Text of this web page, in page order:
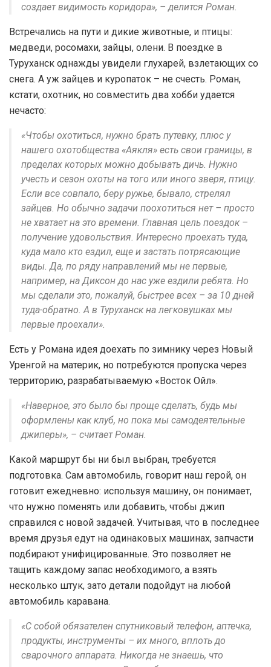
создает видимость коридора», – делится Роман.
Встречались на пути и дикие животные, и птицы:
медведи, росомахи, зайцы, олени. В поездке в
Туруханск однажды увидели глухарей, взлетающих со
снега. А уж зайцев и куропаток – не счесть. Роман,
кстати, охотник, но совместить два хобби удается
нечасто:
«Чтобы охотиться, нужно брать путевку, плюс у
нашего охотобщества «Аякля» есть свои границы, в
пределах которых можно добывать дичь. Нужно
учесть и сезон охоты на того или иного зверя, птицу.
Если все совпало, беру ружье, бывало, стрелял
зайцев. Но обычно задачи поохотиться нет – просто
не хватает на это времени. Главная цель поездок –
получение удовольствия. Интересно проехать туда,
куда мало кто ездил, еще и застать потрясающие
виды. Да, по ряду направлений мы не первые,
например, на Диксон до нас уже ездили ребята. Но
мы сделали это, пожалуй, быстрее всех – за 10 дней
туда-обратно. А в Туруханск на легковушках мы
первые проехали».
Есть у Романа идея доехать по зимнику через Новый
Уренгой на материк, но потребуются пропуска через
территорию, разрабатываемую «Восток Ойл».
«Наверное, это было бы проще сделать, будь мы
оформлены как клуб, но пока мы самодеятельные
джиперы», – считает Роман.
Какой маршрут бы ни был выбран, требуется
подготовка. Сам автомобиль, говорит наш герой, он
готовит ежедневно: используя машину, он понимает,
что нужно поменять или добавить, чтобы джип
справился с новой задачей. Учитывая, что в последнее
время друзья едут на одинаковых машинах, запчасти
подбирают унифицированные. Это позволяет не
тащить каждому запас необходимого, а взять
несколько штук, зато детали подойдут на любой
автомобиль каравана.
«С собой обязателен спутниковый телефон, аптечка,
продукты, инструменты – их много, вплоть до
сварочного аппарата. Никогда не знаешь, что